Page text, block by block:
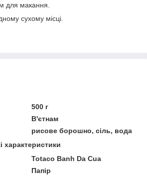
для макання.
сухому місці.
500 г
В'єтнам
рисове борошно, сіль, вода
характеристики
Totaco Banh Da Cua
Папір